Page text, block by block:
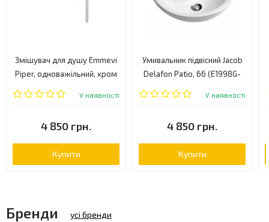
Змішувач для душу Emmevi
Piper, одноважільний, хром
(CR45002)
У наявності
4 850 грн.
Купити
Умивальник підвісний Jacob
Delafon Patio, 66 (E1998G-
00)
У наявності
4 850 грн.
Купити
Бренди усі бренди